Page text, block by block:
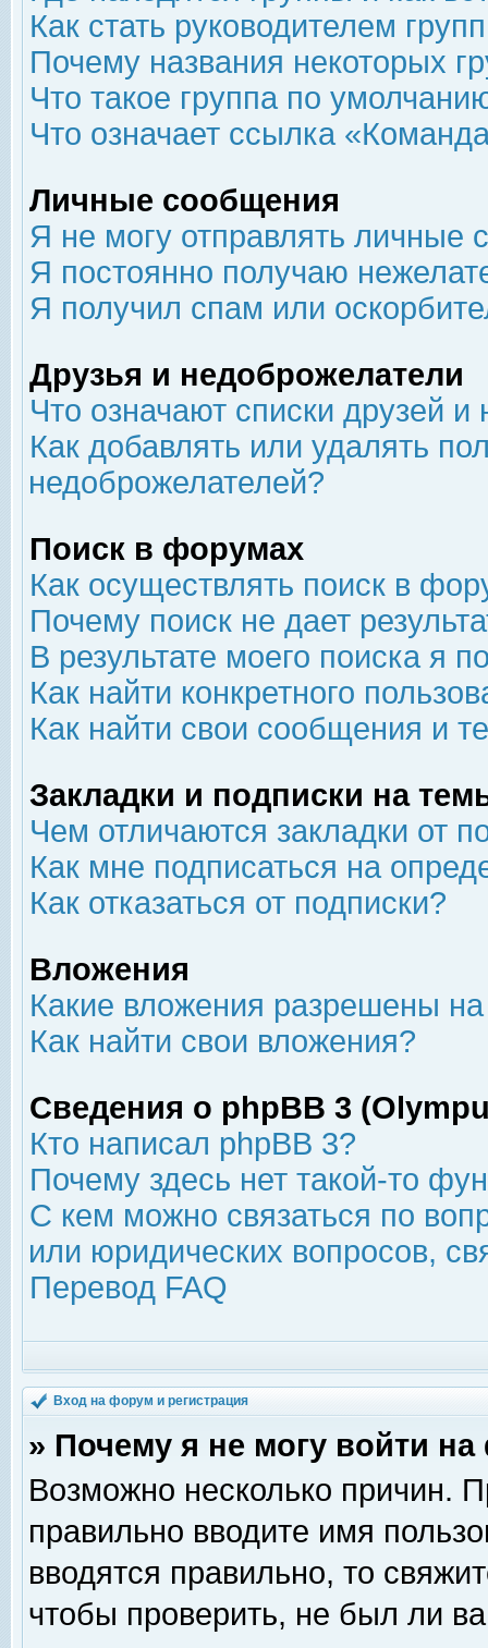
Как стать руководителем
Почему названия некоторых
Что такое группа по
Что означает ссылка
Личные сообщения
Я не могу отправлять личные
Я постоянно получаю
Я получил спам или
Друзья и недоброжелатели
Что означают списки друзей
Как добавлять или удалять
недоброжелателей?
Поиск в форумах
Как осуществлять поиск в
Почему поиск не дает
В результате моего поиска я
Как найти конкретного
Как найти свои сообщения и
Закладки и подписки на
Чем отличаются закладки от
Как мне подписаться на
Как отказаться от подписки?
Вложения
Какие вложения разрешены
Как найти свои вложения?
Сведения о phpBB 3
Кто написал phpBB 3?
Почему здесь нет такой-то
С кем можно связаться по
или юридических вопросов,
Перевод FAQ
Вход на форум и регистрация
» Почему я не могу войти
Возможно несколько причин.
правильно вводите имя
вводятся правильно, то
чтобы проверить, не был ли